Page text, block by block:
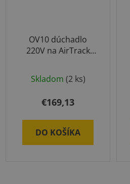
OV10 dúchadlo
220V na AirTrack
Skladom (2 ks)
€169,13
DO KOŠÍKA